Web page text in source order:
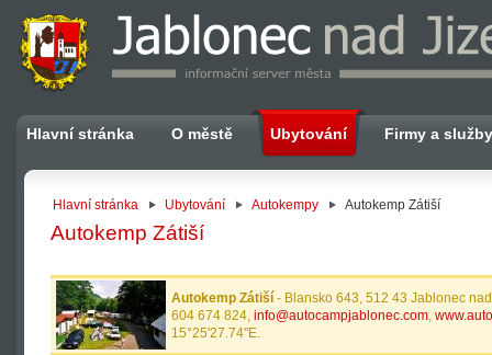
Hlavní stránka O městě Ubytování Firmy a služby
Hlavní stránka Ubytování Autokempy Autokemp Zátiší
Autokemp Zátiší
Autokemp Zátiší - Blansko 643, 512 43 Jablonec
604 674 824, info@autocampjablonec.com,
15°25'27.74"E.